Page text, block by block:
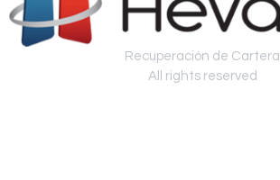
Recuperación de Cartera
All rights reserved